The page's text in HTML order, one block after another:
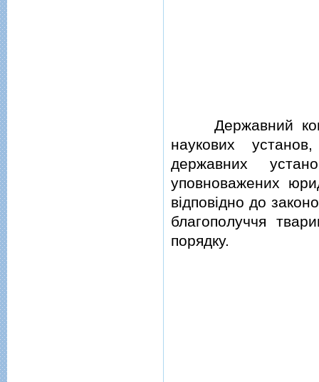
Державний
наукових
державних
уповноважених
вiдповiдно до
благополуччя
порядку.